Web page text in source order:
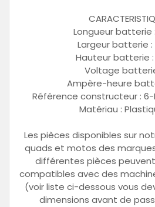
Longueur batterie
Largeur batterie :
Hauteur batterie :
Voltage
Ampère-heure
Référence constructeur : 6-
Matériau :
Les pièces disponibles sur
quads et motos des marques
différentes pièces
compatibles avec des
(voir liste ci-dessous vous
dimensions avant de